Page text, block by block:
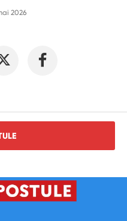
2026